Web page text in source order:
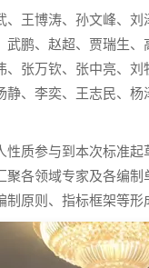
王博涛、孙文峰、
鹏、赵超、贾瑞生
张万钦、张中亮、刘
、李奕、王志民、
质参与到本次标准
各领域专家及各编
原则、指标框架等形